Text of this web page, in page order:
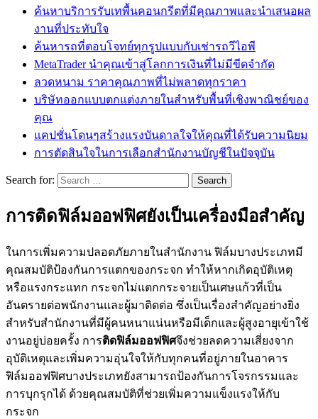
ค้นหาบริการรับเทพื้นคอนกรีตที่มีคุณภาพและนำเสนอผล
งานที่ประทับใจ
ค้นหารถที่ตอบโจทย์ทุกรูปแบบกับเช่ารถวีไอพี
MetaTrader นำคุณเข้าสู่โลกการเงินที่ไม่มีขีดจำกัด
ลวดหนาม ราคาคุณภาพที่ไม่พลาดทุกราคา
บริษัทออกแบบตกแต่งภายในสำหรับพื้นที่เชิงพาณิชย์ของ
คุณ
แคปชั่นโดนๆสร้างแรงบันดาลใจให้คุณที่ได้รับความนิยม
การตัดสินใจในการเลือกสำนักงานบัญชีในปัจจุบัน
Search for:
การติดฟิล์มออฟฟิศยังเป็นเครื่องมือสำคัญ
ในการเพิ่มความปลอดภัยภายในสำนักงาน ฟิล์มบางประเภทมี
คุณสมบัติป้องกันการแตกของกระจก ทำให้หากเกิดอุบัติเหตุ
หรือแรงกระแทก กระจกไม่แตกกระจายเป็นเศษแก้วที่เป็น
อันตรายต่อพนักงานและผู้มาติดต่อ ซึ่งเป็นเรื่องสำคัญอย่างยิ่ง
สำหรับสำนักงานที่มีผู้คนหนาแน่นหรือมีเด็กและผู้สูงอายุเข้าใช้
งานอยู่บ่อยครั้ง การติดฟิล์มออฟฟิศจึงช่วยลดความเสี่ยงจาก
อุบัติเหตุและเพิ่มความอุ่นใจให้กับทุกคนที่อยู่ภายในอาคาร
ฟิล์มออฟฟิศบางประเภทยังสามารถป้องกันการโจรกรรมและ
การบุกรุกได้ ด้วยคุณสมบัติที่ช่วยเพิ่มความแข็งแรงให้กับ
กระจก